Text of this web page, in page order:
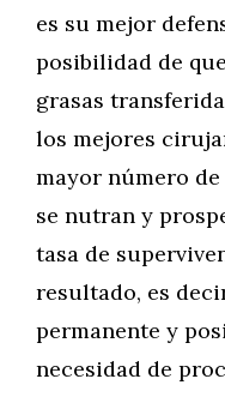
es su mejor
posibilidad de
grasas
los mejores
mayor número
se nutran y
tasa de
resultado, es
permanente y
necesidad de